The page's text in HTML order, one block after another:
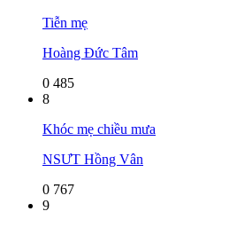
Tiễn mẹ
Hoàng Đức Tâm
0 485
8
Khóc mẹ chiều mưa
NSƯT Hồng Vân
0 767
9